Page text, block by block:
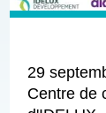
29
Centre de